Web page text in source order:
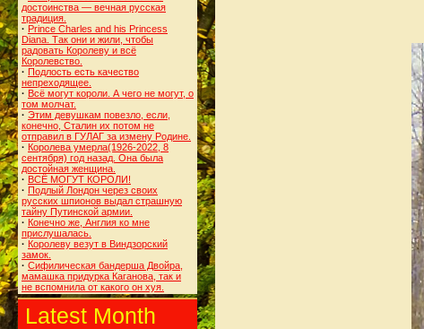
достоинства — вечная русская
традиция.
· Prince Charles and his Princess
Diana. Так они и жили, чтобы
радовать Королеву и всё
Королевство.
· Подлость есть качество
непреходящее.
· Всё могут короли. А чего не могут, о
том молчат.
· Этим девушкам повезло, если,
конечно, Сталин их потом не
отправил в ГУЛАГ за измену Родине.
· Королева умерла(1926-2022, 8
сентября) год назад. Она была
достойная женщина.
· ВСЁ МОГУТ КОРОЛИ!
· Подлый Лондон через своих
русских шпионов выдал страшную
тайну Путинской армии.
· Конечно же, Англия ко мне
прислушалась.
· Королеву везут в Виндзорский
замок.
· Сифилическая бандерша Двойра,
мамашка придурка Каганова, так и
не вспомнила от какого он хуя.
Latest Month